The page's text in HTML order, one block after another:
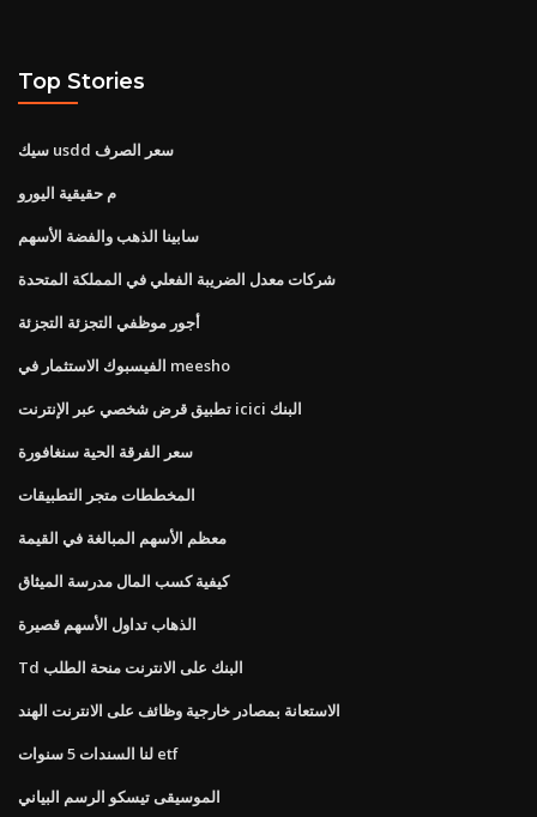
Top Stories
سيك usdd سعر الصرف
م حقيقية اليورو
سابينا الذهب والفضة الأسهم
شركات معدل الضريبة الفعلي في المملكة المتحدة
أجور موظفي التجزئة التجزئة
الفيسبوك الاستثمار في meesho
تطبيق قرض شخصي عبر الإنترنت icici البنك
سعر الفرقة الحية سنغافورة
المخططات متجر التطبيقات
معظم الأسهم المبالغة في القيمة
كيفية كسب المال مدرسة الميثاق
الذهاب تداول الأسهم قصيرة
Td البنك على الانترنت منحة الطلب
الاستعانة بمصادر خارجية وظائف على الانترنت الهند
لنا السندات 5 سنوات etf
الموسيقى تيسكو الرسم البياني